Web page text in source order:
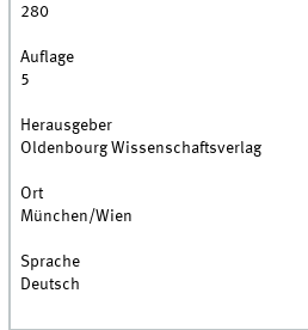
280
Auflage
5
Herausgeber
Oldenbourg Wissenschaftsverlag
Ort
München/Wien
Sprache
Deutsch